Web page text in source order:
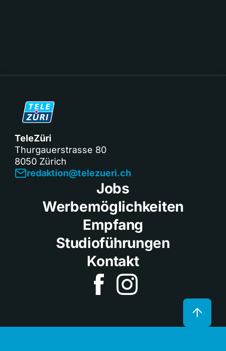
TeleZüri
Thurgauerstrasse 80
8050 Zürich
redaktion@telezueri.ch
Jobs
Werbemöglichkeiten
Empfang
Studioführungen
Kontakt